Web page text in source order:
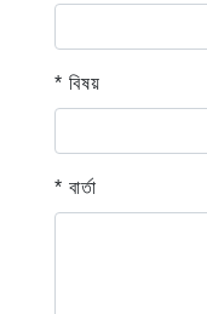
* বিষয়
* বার্তা